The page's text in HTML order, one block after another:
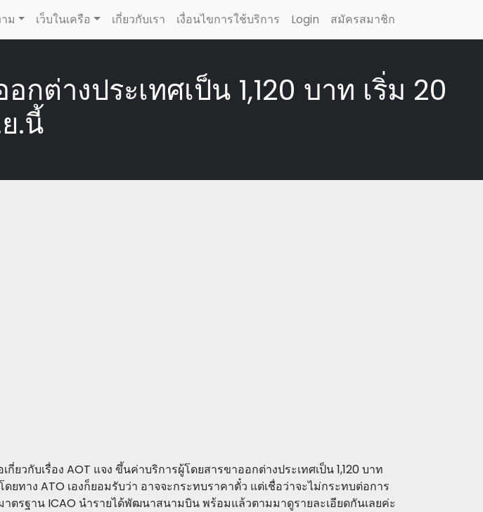
ม เว็บในเครือ เกี่ยวกับเรา เงื่อนไขการใช้บริการ Login สมัครสมาชิก
ต่างประเทศเป็น 1,120 บาท เริ่ม 20
.นี้
ยวกับเรื่อง AOT แจง ขึ้นค่าบริการผู้โดยสารขาออกต่างประเทศเป็น 1,120 บาท
ดยทาง ATO เองก็ยอมรับว่า อาจจะกระทบราคาตั๋ว แต่เชื่อว่าจะไม่กระทบต่อการ
าตรฐาน ICAO นำรายได้พัฒนาสนามบิน พร้อมแล้วตามมาดูรายละเอียดกันเลยค่ะ